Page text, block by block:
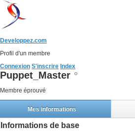
Developpez.com
Profil d'un membre
Connexion S'inscrire Index
Puppet_Master
Membre éprouvé
Mes informations
Informations de base